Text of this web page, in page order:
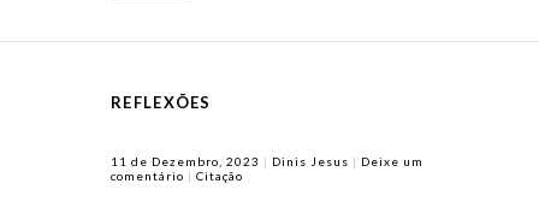
REFLEXÕES
11 de Dezembro, 2023 Dinis Jesus
Deixe um
comentário
Citação